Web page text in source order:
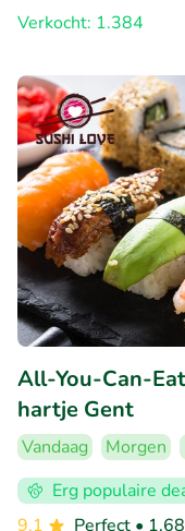
Verkocht: 1.384
All-You-Can-
hartje Gent
Vandaag Morgen
Erg populaire
9.1
Perfect •